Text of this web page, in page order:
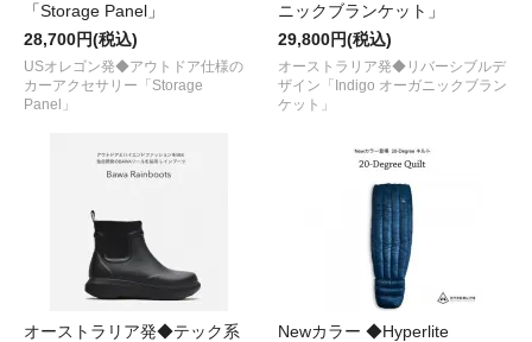
「Storage Panel」
28,700円(税込)
USオレゴン発◆アウトドア仕様の
カーアクセサリー「Storage
Panel」
ニックブランケット」
29,800円(税込)
オーストラリア発◆リバーシブルデ
ザイン「Indigo オーガニックブラン
ケット」
オーストラリア発◆テック系 Newカラー ◆Hyperlite